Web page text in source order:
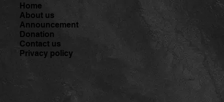
Home
About us
Announcement
Donation
Contact us
Privacy policy